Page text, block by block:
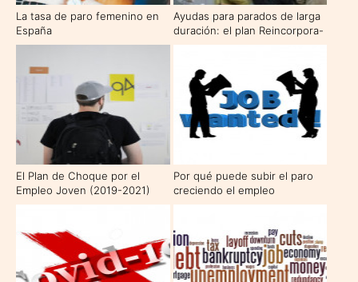
La tasa de paro femenino en
España
Ayudas para parados de larga
duración: el plan Reincorpora-
T
El Plan de Choque por el
Empleo Joven (2019-2021)
Por qué puede subir el paro
creciendo el empleo